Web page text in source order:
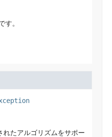
す。
れたアルゴリズムをサポー